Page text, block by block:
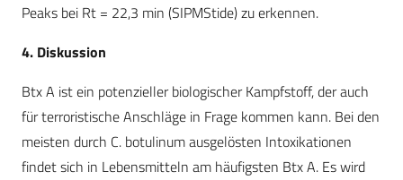
Peaks bei Rt = 22,3 min (SIPMStide) zu erkennen.
4. Diskussion
Btx A ist ein potenzieller biologischer Kampfstoff, der auch
für terroristische Anschläge in Frage kommen kann. Bei den
meisten durch C. botulinum ausgelösten Intoxikationen
findet sich in Lebensmitteln am häufigsten Btx A. Es wird